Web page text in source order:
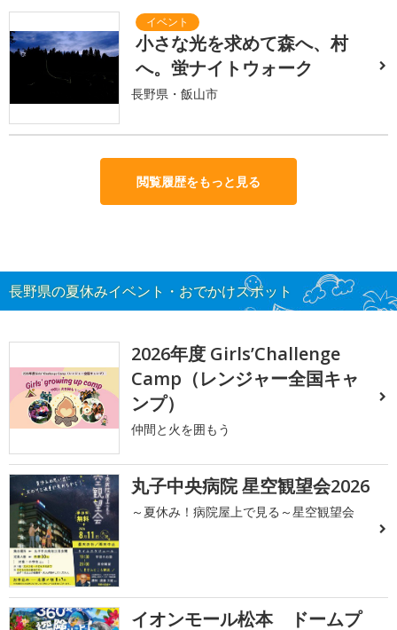
小さな光を求めて森へ、村
へ。蛍ナイトウォーク
長野県・飯山市
閲覧履歴をもっと見る
長野県の夏休みイベント・おでかけスポット
2026年度 Girls’Challenge
Camp（レンジャー全国キャ
ンプ）
仲間と火を囲もう
丸子中央病院 星空観望会2026
～夏休み！病院屋上で見る～星空観望会
イオンモール松本 ドームプ